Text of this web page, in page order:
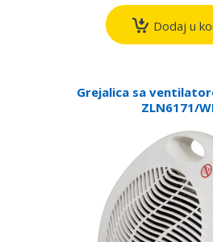
Dodaj u
Grejalica sa
ZLN6171/